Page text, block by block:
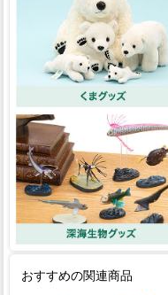
おすすめの関連商品